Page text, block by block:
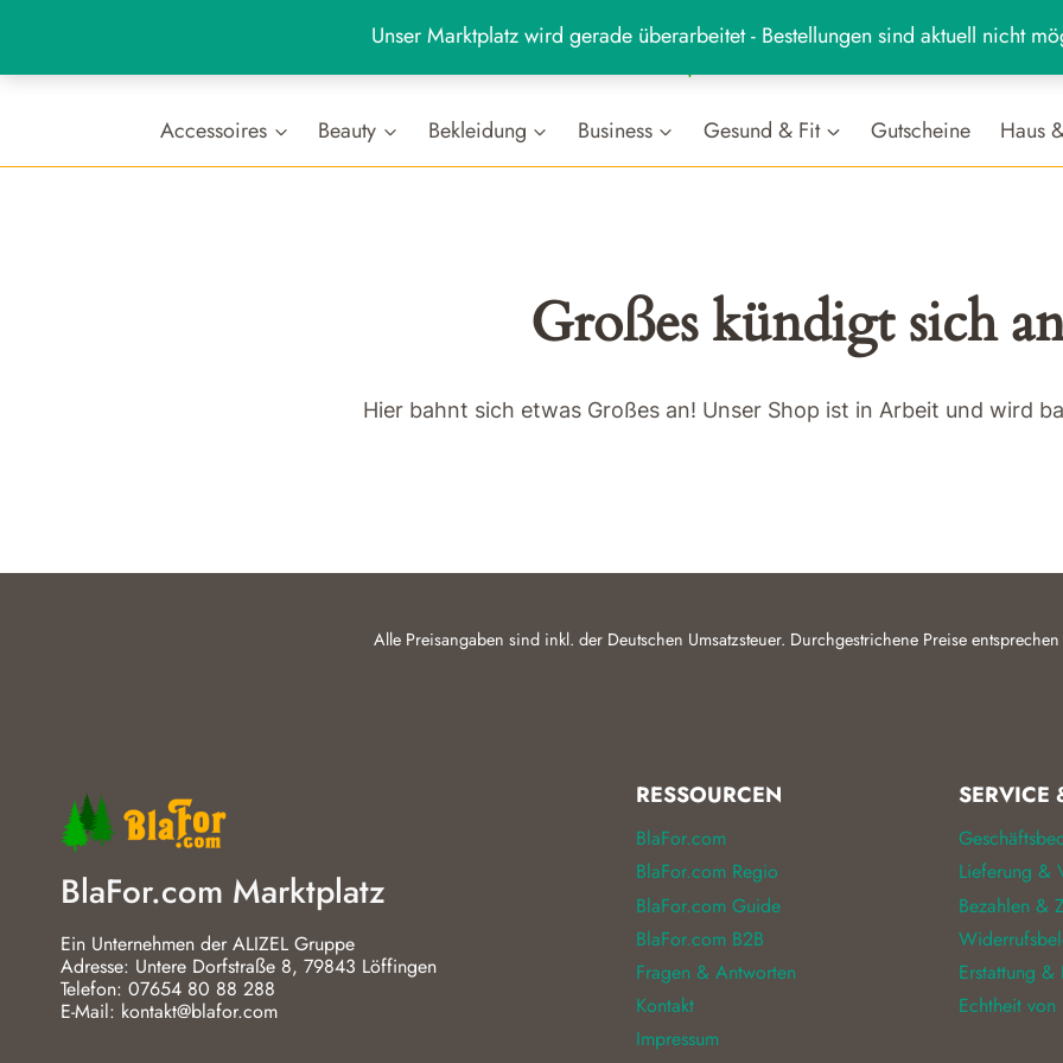
Unser Marktplatz wird gerade überarbeitet - Bestellungen sind aktuell nicht
springen
Werktags: 9:00 - 19:00 Uhr MARKT
Accessoires Beauty Bekleidung Business Gesund & Fit Gutscheine Haus
Großes kündigt sich
Hier bahnt sich etwas Großes an! Unser Shop ist in Arbeit und wird
Alle Preisangaben sind inkl. der Deutschen Umsatzsteuer. Durchgestrichene Preise
BlaFor.com Marktplatz
Ein Unternehmen der ALIZEL Gruppe
Adresse: Untere Dorfstraße 8, 79843 Löffingen
Telefon: 07654 80 88 288
E-Mail: kontakt@blafor.com
RESSOURCEN
BlaFor.com
BlaFor.com Regio
BlaFor.com Guide
BlaFor.com B2B
Fragen & Antworten
Kontakt
Impressum
SERVICE
Lieferung &
Bezahlen &
Erstattung &
Echtheit von